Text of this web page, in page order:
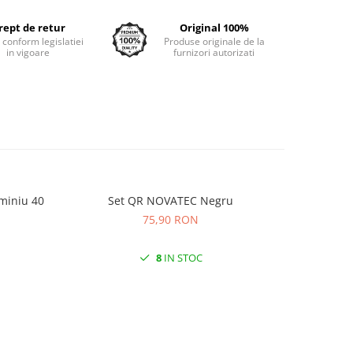
de retur
conform legislatiei
in vigoare
Original 100%
Produse originale de la
furnizori autorizati
40
Set QR NOVATEC Negru
75,90 RON
8IN STOC